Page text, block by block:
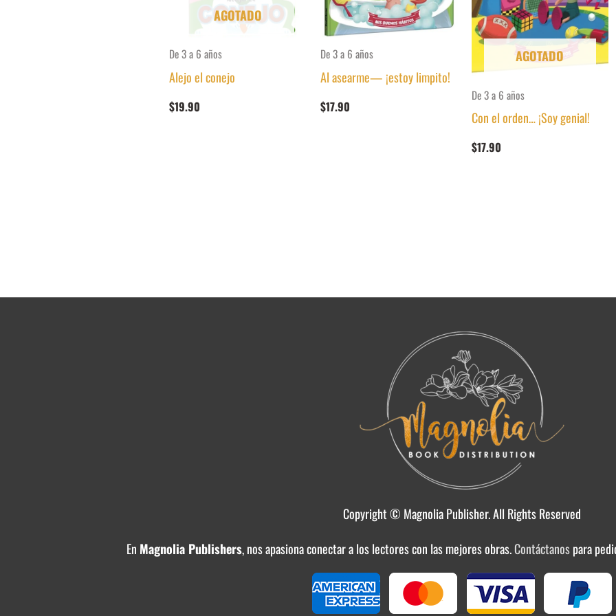
AGOTADO
De 3 a 6 años
Alejo el conejo
$19.90
De 3 a 6 años
Al asearme— ¡estoy limpito!
$17.90
AGOTADO
De 3 a 6 años
Con el orden… ¡Soy genial!
$17.90
Copyright © Magnolia Publisher. All Rights Reserved
En Magnolia Publishers, nos apasiona conectar a los lectores con las mejores obras.Contáctanospara